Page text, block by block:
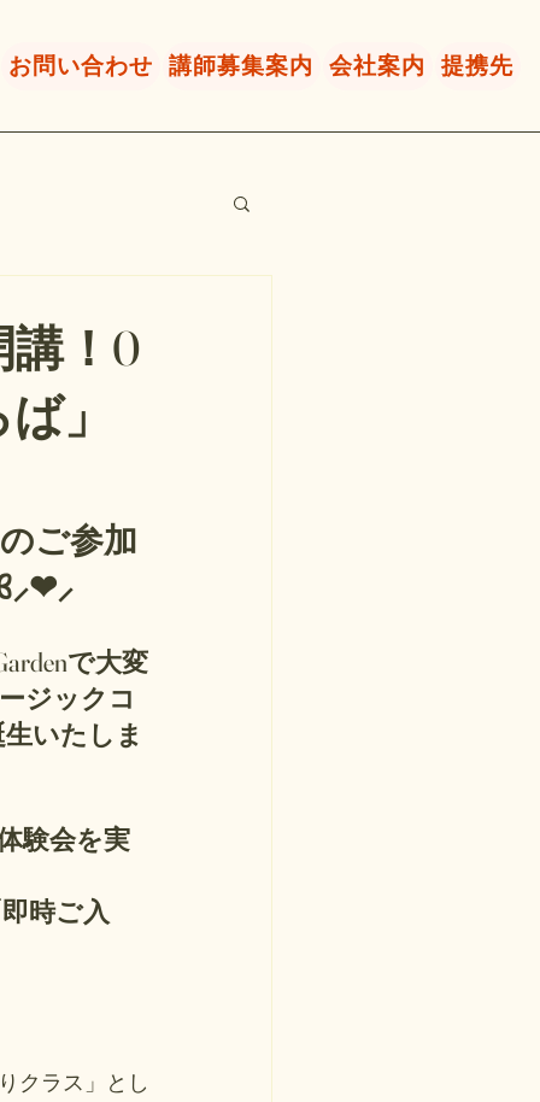
お問い合わせ 講師募集案内 会社案内 提携先
講！0
」
ご参加
で大変
ジックコ
いたしま
験会を実
クラス」とし